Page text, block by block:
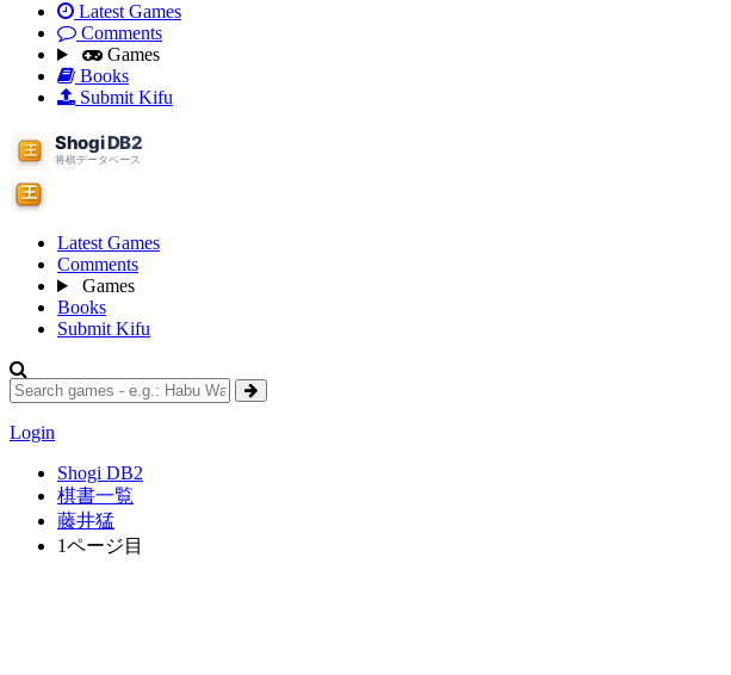
Latest Games
Comments
Games
Books
Submit Kifu
Latest Games
Comments
Games
Books
Submit Kifu
Login
Shogi DB2
棋書一覧
藤井猛
1ページ目